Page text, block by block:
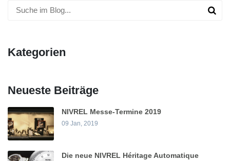
Kategorien
Neueste Beiträge
NIVREL Messe-Termine 2019
09 Jan, 2019
Die neue NIVREL Héritage Automatique